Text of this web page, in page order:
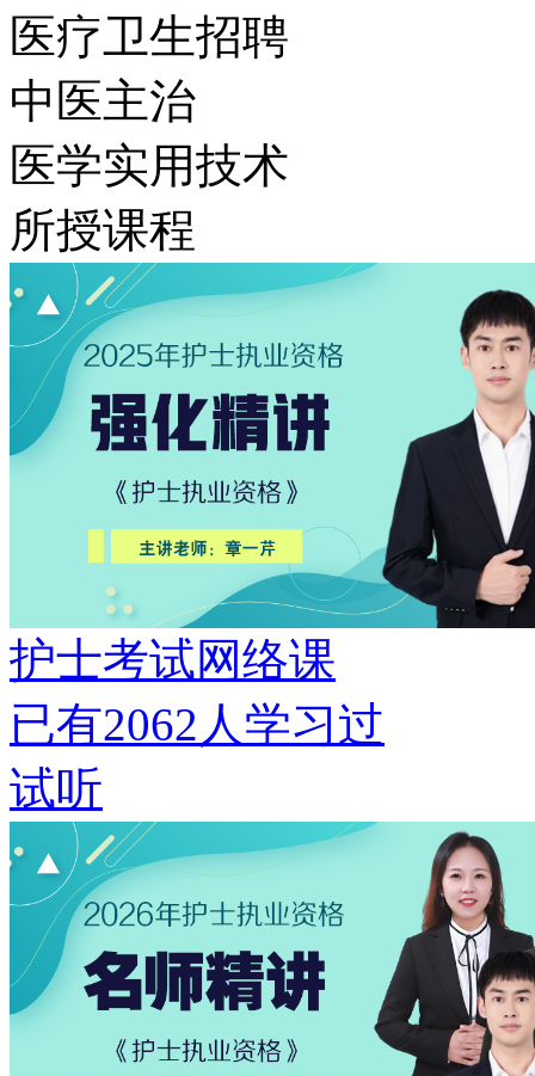
医疗卫生招聘
中医主治
医学实用技术
所授课程
护士考试网络课
已有2062 人学习过
试听